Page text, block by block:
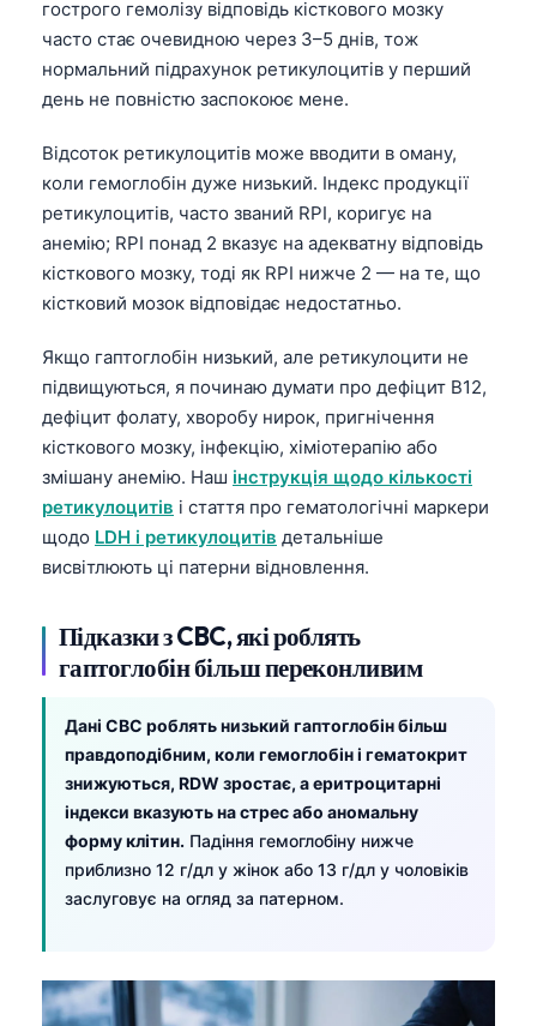
гострого гемолізу відповідь кісткового мозку
часто стає очевидною через 3–5 днів, тож
нормальний підрахунок ретикулоцитів у перший
день не повністю заспокоює мене.
Відсоток ретикулоцитів може вводити в оману,
коли гемоглобін дуже низький. Індекс продукції
ретикулоцитів, часто званий RPI, коригує на
анемію; RPI понад 2 вказує на адекватну відповідь
кісткового мозку, тоді як RPI нижче 2 — на те, що
кістковий мозок відповідає недостатньо.
Якщо гаптоглобін низький, але ретикулоцити не
підвищуються, я починаю думати про дефіцит B12,
дефіцит фолату, хворобу нирок, пригнічення
кісткового мозку, інфекцію, хіміотерапію або
змішану анемію. Наш інструкція щодо кількості
ретикулоцитів і стаття про гематологічні маркери
щодо LDH і ретикулоцитів детальніше
висвітлюють ці патерни відновлення.
Підказки з CBC, які роблять
гаптоглобін більш переконливим
Дані CBC роблять низький гаптоглобін більш
правдоподібним, коли гемоглобін і гематокрит
знижуються, RDW зростає, а еритроцитарні
індекси вказують на стрес або аномальну
форму клітин. Падіння гемоглобіну нижче
приблизно 12 г/дл у жінок або 13 г/дл у чоловіків
заслуговує на огляд за патерном.
Norsk bokmål